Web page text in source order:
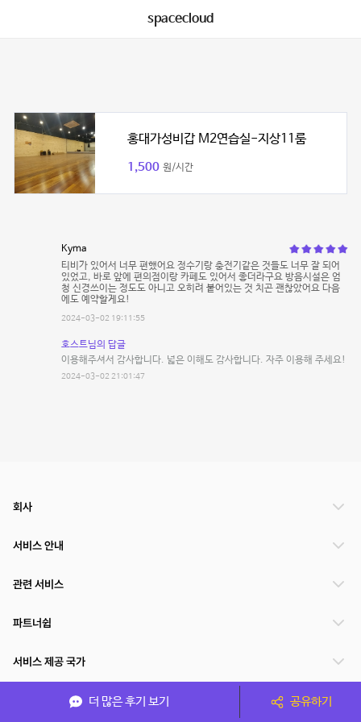
spacecloud
홍대가성비갑 M2연습실-지상11룸
1,500 원/시간
Kyma
티비가 있어서 너무 편했어요 정수기랑 충전기같은 것들도 너무 잘 되어
있었고, 바로 앞에 편의점이랑 카페도 있어서 좋더라구요 방음시설은 엄
청 신경쓰이는 정도도 아니고 오히려 붙어있는 것 치곤 괜찮았어요 다음
에도 예약할게요!
2024-03-02 19:11:55
호스트님의 답글
이용해주셔서 감사합니다. 넓은 이해도 감사합니다. 자주 이용해 주세요!
2024-03-02 21:01:47
더 많은 후기 보기 공유하기
회사
서비스 안내
관련 서비스
파트너쉽
서비스 제공 국가